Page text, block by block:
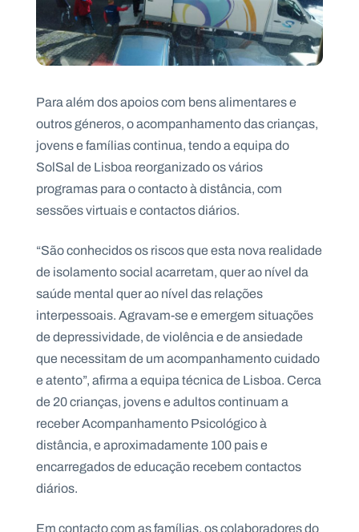
Para além dos apoios com bens alimentares e
outros géneros, o acompanhamento das crianças,
jovens e famílias continua, tendo a equipa do
SolSal de Lisboa reorganizado os vários
programas para o contacto à distância, com
sessões virtuais e contactos diários.
“São conhecidos os riscos que esta nova realidade
de isolamento social acarretam, quer ao nível da
saúde mental quer ao nível das relações
interpessoais. Agravam-se e emergem situações
de depressividade, de violência e de ansiedade
que necessitam de um acompanhamento cuidado
e atento”, afirma a equipa técnica de Lisboa. Cerca
de 20 crianças, jovens e adultos continuam a
receber Acompanhamento Psicológico à
distância, e aproximadamente 100 pais e
encarregados de educação recebem contactos
diários.